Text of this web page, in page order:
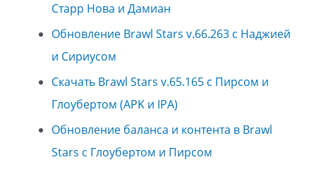
Старр Нова и Дамиан
Обновление Brawl Stars v.66.263 с Наджией
и Сириусом
Скачать Brawl Stars v.65.165 с Пирсом и
Глоубертом (APK и IPA)
Обновление баланса и контента в Brawl
Stars с Глоубертом и Пирсом